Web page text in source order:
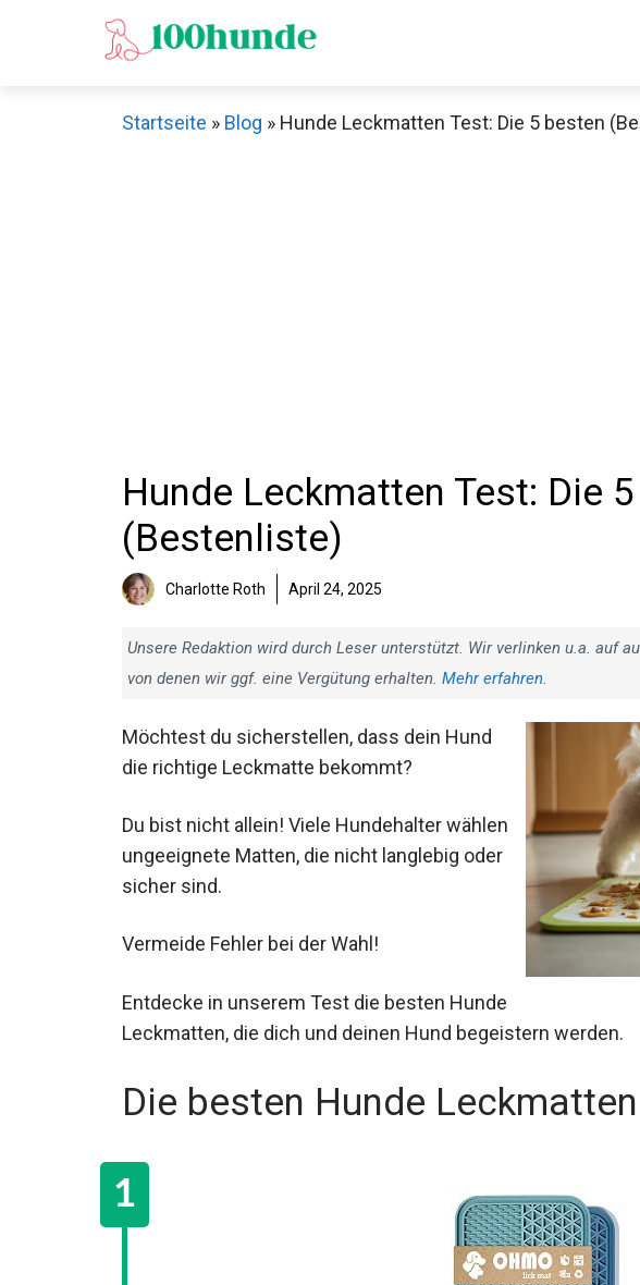
Startseite » Blog » Hunde Leckmatten Test: Die 5 besten
Hunde Leckmatten Test: Die
(Bestenliste)
Charlotte Roth April 24, 2025
Unsere Redaktion wird durch Leser unterstützt. Wir verlinken u.a. auf
von denen wir ggf. eine Vergütung erhalten. Mehr erfahren.
Möchtest du sicherstellen, dass dein Hund
die richtige Leckmatte bekommt?
Du bist nicht allein! Viele Hundehalter wählen
ungeeignete Matten, die nicht langlebig oder
sicher sind.
Vermeide Fehler bei der Wahl!
Entdecke in unserem Test die besten Hunde
Leckmatten, die dich und deinen Hund begeistern werden.
Die besten Hunde Leckmatten